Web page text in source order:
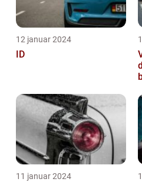
12 januar 2024
ID
11 januar 2024